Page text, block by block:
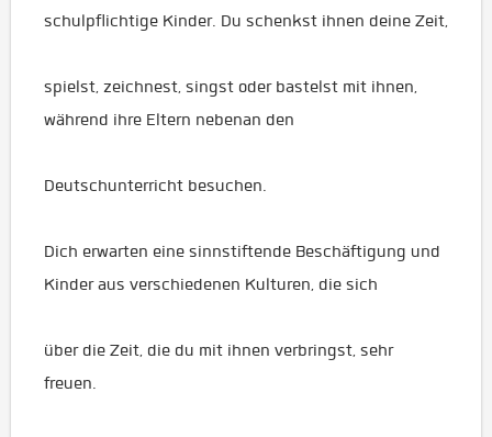
schulpflichtige Kinder. Du schenkst ihnen deine Zeit,
spielst, zeichnest, singst oder bastelst mit ihnen,
während ihre Eltern nebenan den
Deutschunterricht besuchen.
Dich erwarten eine sinnstiftende Beschäftigung und
Kinder aus verschiedenen Kulturen, die sich
über die Zeit, die du mit ihnen verbringst, sehr
freuen.